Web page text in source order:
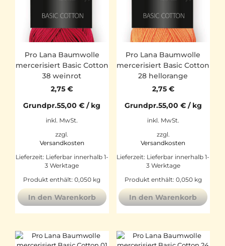
Pro Lana Baumwolle
mercerisiert Basic Cotton
38 weinrot
2,75€
Grundpr.55,00€ / kg
inkl. MwSt.
zzgl.
Versandkosten
Lieferzeit: Lieferbar innerhalb 1-
3 Werktage
Produkt enthält: 0,050 kg
In den Warenkorb
Pro Lana Baumwolle
mercerisiert Basic Cotton
28 hellorange
2,75 €
Grundpr.55,00 €/ kg
inkl. MwSt.
zzgl.
Versandkosten
Lieferzeit: Lieferbar innerhalb 1-
3 Werktage
Produkt enthält: 0,050 kg
In den Warenkorb